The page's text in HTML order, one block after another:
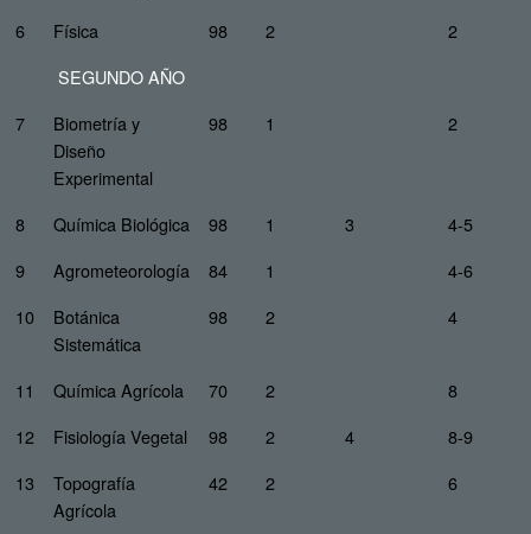
6
Física 98 2
2
SEGUNDO AÑO
7
Biometría y
Diseño
Experimental
98 1 2
8 Química Biológica 98 1 3
4-5
9
Agrometeorología 84 1
4-6
10
Botánica
Sistemática
98 2 4
11 Química Agrícola 70 2
8
12
Fisiología Vegetal 98 2 4
8-9
13
Topografía
Agrícola
42 2 6